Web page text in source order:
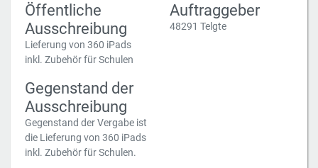
Öffentliche
Ausschreibung
Lieferung von 360 iPads
inkl. Zubehör für Schulen
Gegenstand der
Ausschreibung
Gegenstand der Vergabe ist
die Lieferung von 360 iPads
inkl. Zubehör für Schulen.
Auftraggeber
48291 Telgte